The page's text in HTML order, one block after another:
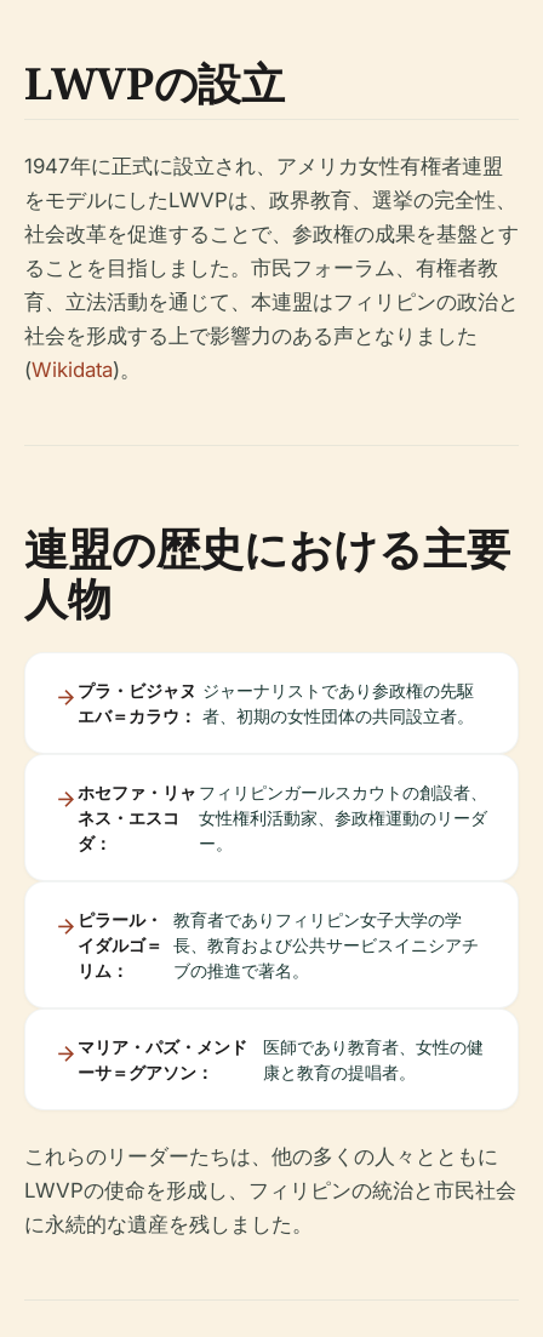
LWVPの設立
1947年に正式に設立され、アメリカ女性有権者連盟
をモデルにしたLWVPは、政界教育、選挙の完全性、
社会改革を促進することで、参政権の成果を基盤とす
ることを目指しました。市民フォーラム、有権者教
育、立法活動を通じて、本連盟はフィリピンの政治と
社会を形成する上で影響力のある声となりました
(Wikidata)。
連盟の歴史における主要
人物
プラ・ビジャヌ
エバ＝カラウ：
ジャーナリストであり参政権の先駆
者、初期の女性団体の共同設立者。
ホセファ・リャ
ネス・エスコ
ダ：
フィリピンガールスカウトの創設者、
女性権利活動家、参政権運動のリーダ
ー。
ピラール・
イダルゴ＝
リム：
教育者でありフィリピン女子大学の学
長、教育および公共サービスイニシアチ
ブの推進で著名。
マリア・パズ・メンド
ーサ＝グアソン：
医師であり教育者、女性の健
康と教育の提唱者。
これらのリーダーたちは、他の多くの人々とともに
LWVPの使命を形成し、フィリピンの統治と市民社会
に永続的な遺産を残しました。